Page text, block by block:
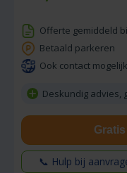
Offerte gemiddeld
Betaald parkeren
Ook contact
Deskundig advies,
📞 Hulp bij